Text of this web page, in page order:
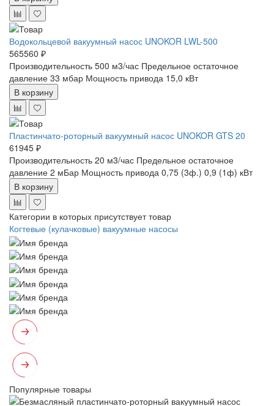
Водокольцевой вакуумный насос UNOKOR LWL-500
565560 ₽
Производительность 500 м3/час Предельное остаточное
давление 33 мбар Мощность привода 15,0 кВт
В корзину
Пластинчато-роторный вакуумный насос UNOKOR GTS 20
61945 ₽
Производительность 20 м3/час Предельное остаточное
давление 2 мБар Мощность привода 0,75 (3ф.) 0,9 (1ф) кВт
В корзину
Категории в которых присутствует товар
Когтевые (кулачковые) вакуумные насосы
Популярные товары